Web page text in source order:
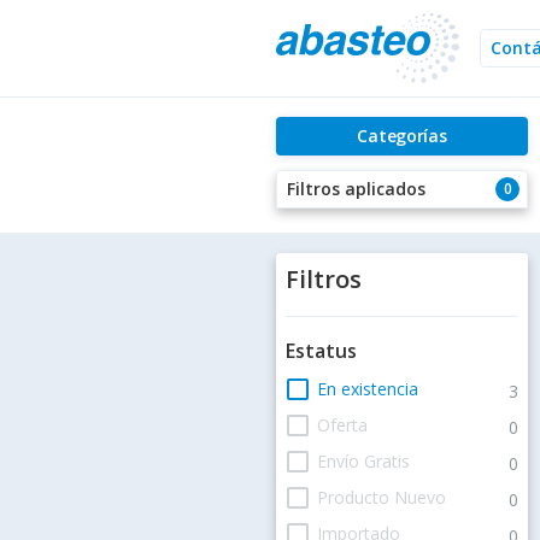
Categorías
0
Filtros aplicados
Filtros
Estatus
check_box_outline_blank En existencia 3
check_box_outline_blank Oferta 0
check_box_outline_blank Envío Gratis 0
check_box_outline_blank Producto Nuevo 0
check_box_outline_blank Importado